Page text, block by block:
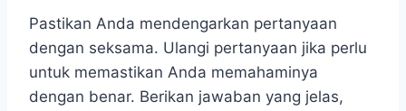
Pastikan Anda mendengarkan pertanyaan
dengan seksama. Ulangi pertanyaan jika perlu
untuk memastikan Anda memahaminya
dengan benar. Berikan jawaban yang jelas,